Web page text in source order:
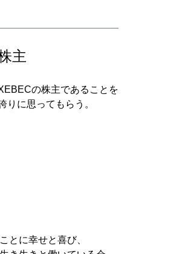
主
の株主であることを
りに思ってもらう。
とに幸せと喜び、